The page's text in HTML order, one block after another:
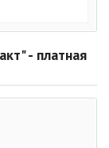
- платная